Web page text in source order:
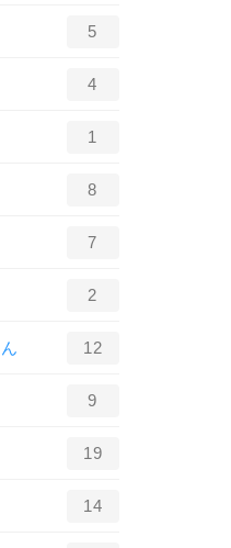
5
4
1
8
7
2
12
9
19
14